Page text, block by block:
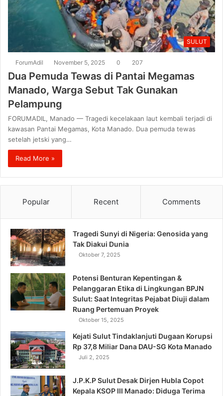
SULUT
ForumAdil November 5, 2025 0 207
Dua Pemuda Tewas di Pantai Megamas
Manado, Warga Sebut Tak Gunakan
Pelampung
FORUMADIL, Manado — Tragedi kecelakaan laut kembali terjadi di
kawasan Pantai Megamas, Kota Manado. Dua pemuda tewas
setelah jetski yang…
Read More »
Popular Recent Comments
Tragedi Sunyi di Nigeria: Genosida yang
Tak Diakui Dunia
Oktober 7, 2025
Potensi Benturan Kepentingan &
Pelanggaran Etika di Lingkungan BPJN
Sulut: Saat Integritas Pejabat Diuji dalam
Ruang Pertemuan Proyek
Oktober 15, 2025
Kejati Sulut Tindaklanjuti Dugaan Korupsi
Rp 37,8 Miliar Dana DAU-SG Kota Manado
Juli 2, 2025
J.P.K.P Sulut Desak Dirjen Hubla Copot
Kepala KSOP III Manado: Diduga Terima